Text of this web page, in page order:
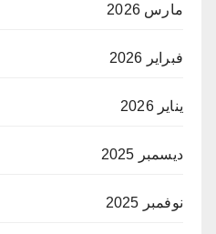
مارس 2026
فبراير 2026
يناير 2026
ديسمبر 2025
نوفمبر 2025